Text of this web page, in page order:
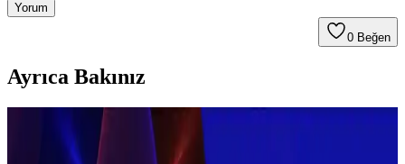
Yorum
0 Beğen
Ayrıca Bakınız
Dyson ve Alternatif Elektrikli Süpürge Markalarının
Dayanıklılık ve Kullanım Değerlendirmesi